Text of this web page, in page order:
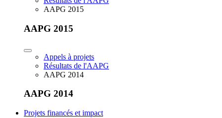
AAPG 2015
AAPG 2015
Appels à projets
Résultats de l'AAPG
AAPG 2014
AAPG 2014
Projets financés et impact